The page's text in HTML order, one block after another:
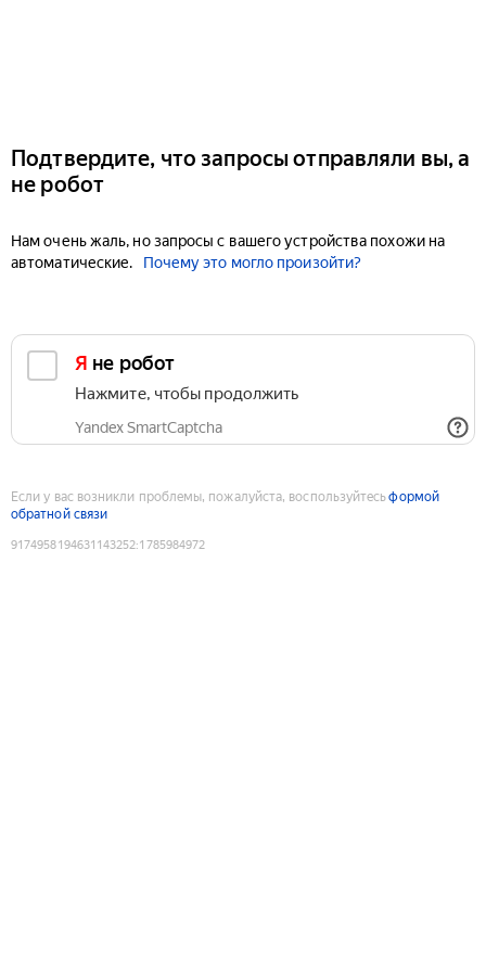
Подтвердите, что запросы отправляли вы, а
не робот
Нам очень жаль, но запросы с вашего устройства похожи на
автоматические.
Почему это могло произойти?
Я не робот
Нажмите, чтобы продолжить
Yandex SmartCaptcha
Если у вас возникли проблемы, пожалуйста, воспользуйтесьформой
обратной связи
9174958194631143252:1785984972